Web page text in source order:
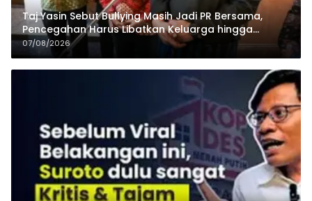
Taj Yasin Sebut Bullying Masih Jadi PR Bersama,
Pencegahan Harus Libatkan Keluarga hingga
Pesantren
07/08/2026